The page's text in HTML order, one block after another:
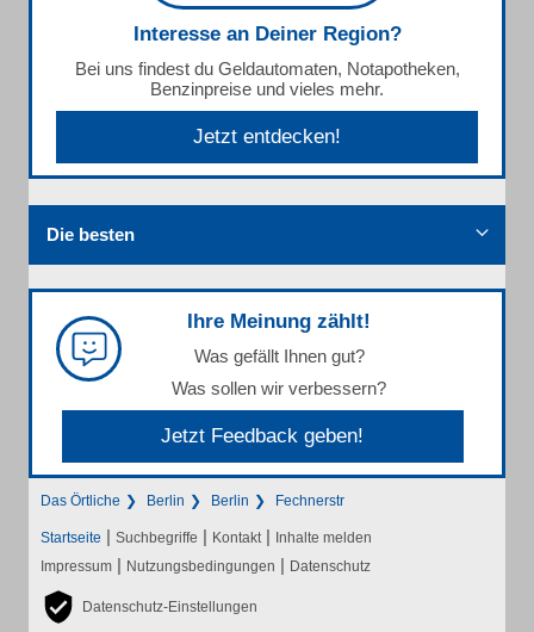
Interesse an Deiner Region?
Bei uns findest du Geldautomaten, Notapotheken,
Benzinpreise und vieles mehr.
Jetzt entdecken!
Die besten
Ihre Meinung zählt!
Was gefällt Ihnen gut?
Was sollen wir verbessern?
Jetzt Feedback geben!
Das Örtliche Berlin Berlin Fechnerstr
Startseite | Suchbegriffe | Kontakt | Inhalte melden
Impressum | Nutzungsbedingungen | Datenschutz
Datenschutz-Einstellungen